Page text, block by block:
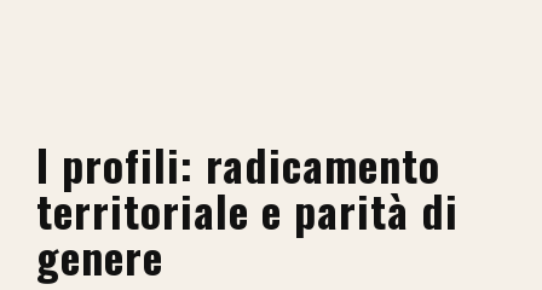
I profili: radicamento
territoriale e parità di
genere